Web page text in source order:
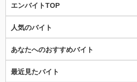
エンバイトTOP
人気のバイト
あなたへのおすすめバイト
最近見たバイト